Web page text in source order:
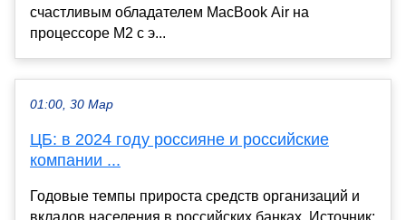
счастливым обладателем MacBook Air на
процессоре M2 с э...
01:00, 30 Мар
ЦБ: в 2024 году россияне и российские
компании ...
Годовые темпы прироста средств организаций и
вкладов населения в российских банках. Источник: